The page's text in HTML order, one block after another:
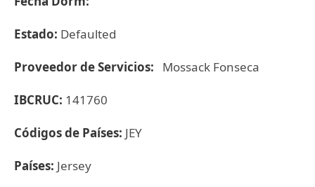
Estado: Defaulted
Proveedor de Servicios: Mossack Fonseca
IBCRUC: 141760
Códigos de Países: JEY
Países: Jersey